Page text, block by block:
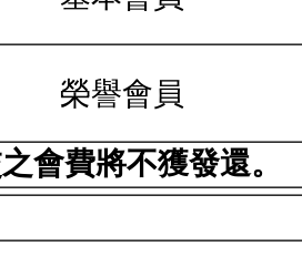
榮譽會員
會費將不獲發還。